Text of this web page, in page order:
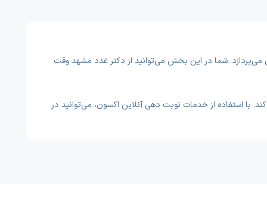
می‌پردازد. شما در این بخش می‌توانید از دکتر غدد مشهد وقت
با استفاده از خدمات نوبت دهی آنلاین اکسون، می‌توانید در